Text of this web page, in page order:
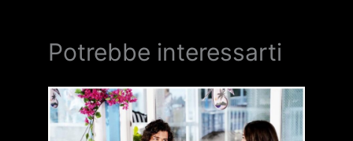
Potrebbe interessarti